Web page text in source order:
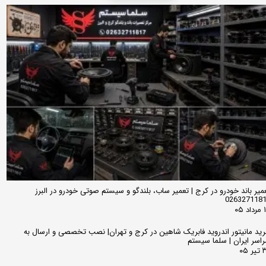
باند خودرو در کرج | تعمیر ساب، بلندگو و سیستم صوتی خودرو در البرز
مانیتور اندروید فابریک شاهین در کرج و تهران| نصب تخصصی و ارسال به
ایران | سلما سیستم